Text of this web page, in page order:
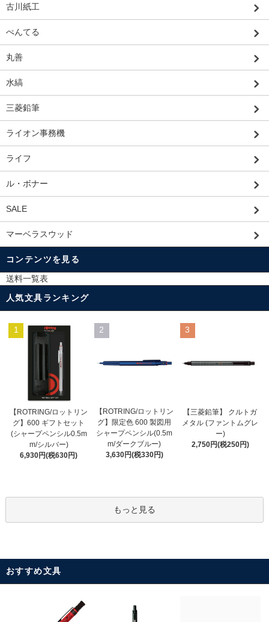
古川紙工
ぺんてる
丸善
水縞
三菱鉛筆
ライオン事務機
ライフ
ル・ボナー
SALE
マーベラスウッド
コンテンツを見る
送料一覧表
人気文具ランキング
1
【ROTRING/ロットリン
グ】600 ギフトセット
(シャープペンシル0.5m
m/シルバー)
6,930円(税630円)
2
【ROTRING/ロットリン
グ】限定色 600 製図用
シャープペンシル(0.5m
m/ダークブルー)
3,630円(税330円)
3
【三菱鉛筆】 クルトガ
メタル (ファントムグレ
ー)
2,750円(税250円)
もっと見る
おすすめ文具